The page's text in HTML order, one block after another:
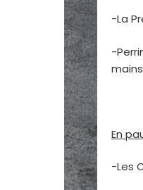
-La
-
En
-Les